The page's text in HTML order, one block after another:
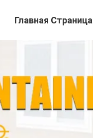
Главная Страница